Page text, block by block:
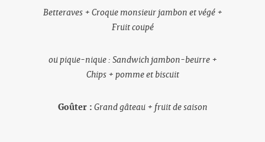
Betteraves + Croque monsieur jambon et végé +
Fruit coupé
ou pique-nique : Sandwich jambon-beurre +
Chips + pomme et biscuit
Goûter : Grand gâteau + fruit de saison